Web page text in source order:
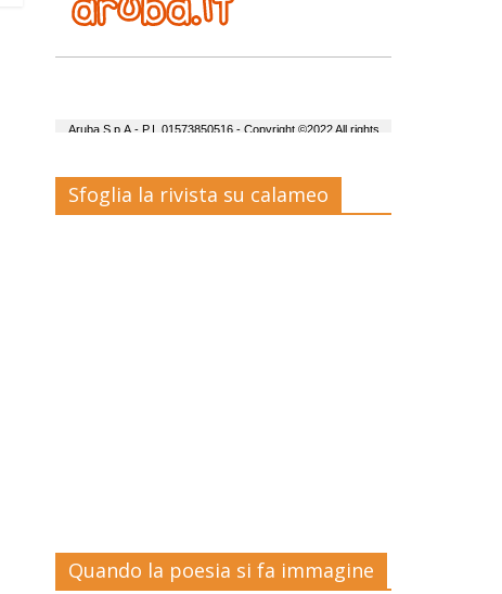
Sfoglia la rivista su calameo
Quando la poesia si fa immagine